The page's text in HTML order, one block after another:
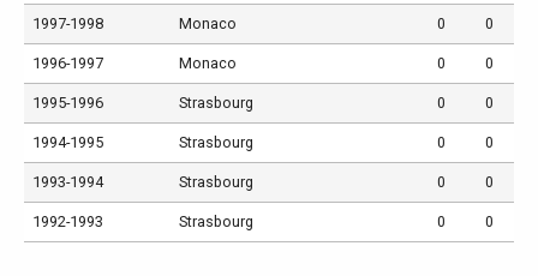
1997-1998 Monaco 0 0
1996-1997 Monaco 0 0
1995-1996 Strasbourg 0 0
1994-1995 Strasbourg 0 0
1993-1994 Strasbourg 0 0
1992-1993 Strasbourg 0 0